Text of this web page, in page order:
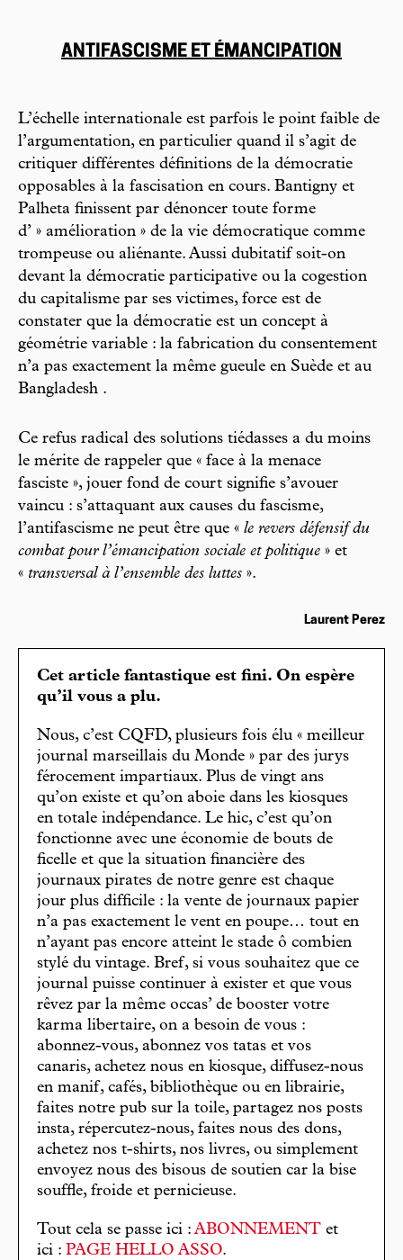
ANTIFASCISME ET ÉMANCIPATION
L’échelle internationale est parfois le point faible de
l’argumentation, en particulier quand il s’agit de
critiquer différentes définitions de la démocratie
opposables à la fascisation en cours. Bantigny et
Palheta finissent par dénoncer toute forme
d’ » amélioration » de la vie démocratique comme
trompeuse ou aliénante. Aussi dubitatif soit-on
devant la démocratie participative ou la cogestion
du capitalisme par ses victimes, force est de
constater que la démocratie est un concept à
géométrie variable : la fabrication du consentement
n’a pas exactement la même gueule en Suède et au
Bangladesh .
Ce refus radical des solutions tiédasses a du moins
le mérite de rappeler que « face à la menace
fasciste », jouer fond de court signifie s’avouer
vaincu : s’attaquant aux causes du fascisme,
l’antifascisme ne peut être que « le revers défensif du
combat pour l’émancipation sociale et politique » et
« transversal à l’ensemble des luttes ».
Laurent Perez
Cet article fantastique est fini. On espère
qu’il vous a plu.
Nous, c’est CQFD, plusieurs fois élu « meilleur
journal marseillais du Monde » par des jurys
férocement impartiaux. Plus de vingt ans
qu’on existe et qu’on aboie dans les kiosques
en totale indépendance. Le hic, c’est qu’on
fonctionne avec une économie de bouts de
ficelle et que la situation financière des
journaux pirates de notre genre est chaque
jour plus difficile : la vente de journaux papier
n’a pas exactement le vent en poupe… tout en
n’ayant pas encore atteint le stade ô combien
stylé du vintage. Bref, si vous souhaitez que ce
journal puisse continuer à exister et que vous
rêvez par la même occas’ de booster votre
karma libertaire, on a besoin de vous :
abonnez-vous, abonnez vos tatas et vos
canaris, achetez nous en kiosque, diffusez-nous
en manif, cafés, bibliothèque ou en librairie,
faites notre pub sur la toile, partagez nos posts
insta, répercutez-nous, faites nous des dons,
achetez nos t-shirts, nos livres, ou simplement
envoyez nous des bisous de soutien car la bise
souffle, froide et pernicieuse.
Tout cela se passe ici : ABONNEMENT et
ici : PAGE HELLO ASSO.